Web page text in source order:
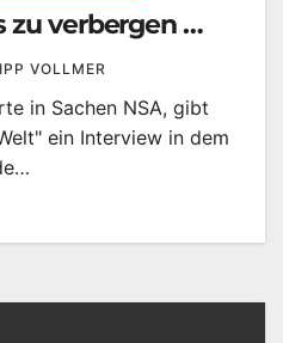
zu verbergen …
VOLLMER
in Sachen NSA, gibt
ein Interview in dem